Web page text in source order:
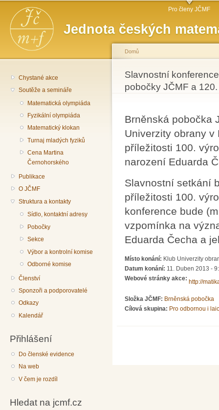
Jednota českých
Hlavní menu Pro členy JČMF
Chystané akce
Soutěže a semináře
Matematická olympiáda
Fyzikální olympiáda
Matematický klokan
Turnaj mladých fyziků
Cena Martina
Černohorského
Publikace
O JČMF
Struktura a kontakty
Sídlo, kontaktní adresy
Pobočky
Sekce
Výbor a kontrolní komise
Odborné komise
Členství
Sponzoři a podporovatelé
Odkazy
Kalendář
Přihlášení
Do členské evidence
Na web
V čem je rozdíl
Hledat na jcmf.cz
Jste zde
Domů
Slavnostní
pobočky JČMF a
Brněnská pobočka
Univerzity obrany
příležitosti 100.
narození Eduarda
Slavnostní setkání
příležitosti 100.
konference bude
vzpomínka na
Eduarda Čecha a
Místo konání: Klub Univerzity
Datum konání: 11. Duben 2013 -
Webové stránky akce:
http://
Složka JČMF: Brněnská pobočka
Cílová skupina: Pro odbornou i